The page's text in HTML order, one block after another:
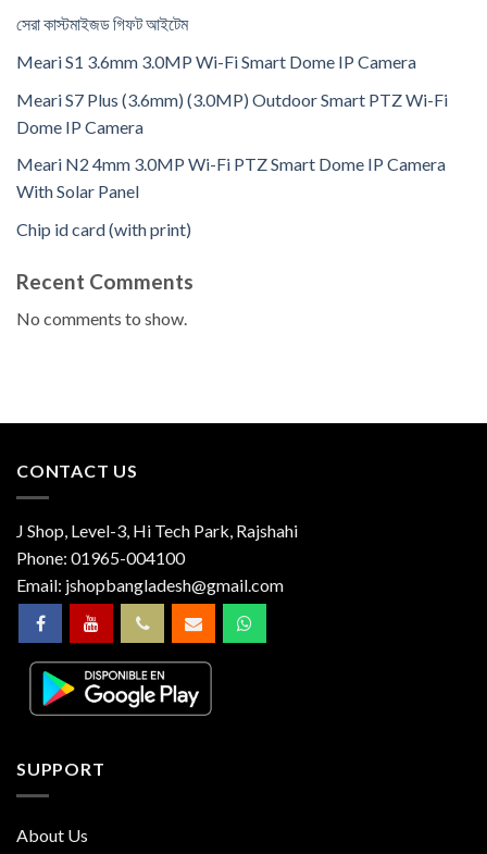
সেরা কাস্টমাইজড গিফট আইটেম
Meari S1 3.6mm 3.0MP Wi-Fi Smart Dome IP Camera
Meari S7 Plus (3.6mm) (3.0MP) Outdoor Smart PTZ Wi-Fi
Dome IP Camera
Meari N2 4mm 3.0MP Wi-Fi PTZ Smart Dome IP Camera
With Solar Panel
Chip id card (with print)
Recent Comments
No comments to show.
CONTACT US
J Shop, Level-3, Hi Tech Park, Rajshahi
Phone: 01965-004100
Email: jshopbangladesh@gmail.com
SUPPORT
About Us